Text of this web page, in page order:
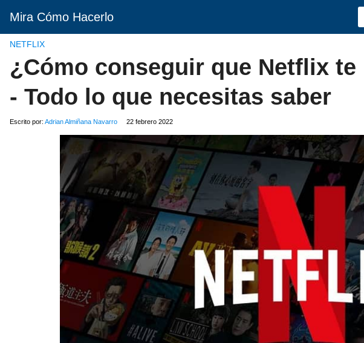
Mira Cómo Hacerlo
NETFLIX
¿Cómo conseguir que Netflix
- Todo lo que necesitas saber
Escrito por: Adrian Almiñana Navarro 22 febrero 2022